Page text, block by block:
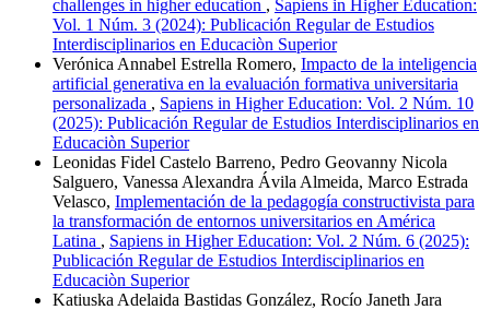
challenges in higher education , Sapiens in Higher Education:
Vol. 1 Núm. 3 (2024): Publicación Regular de Estudios
Interdisciplinarios en Educaciòn Superior
Verónica Annabel Estrella Romero, Impacto de la inteligencia
artificial generativa en la evaluación formativa universitaria
personalizada , Sapiens in Higher Education: Vol. 2 Núm. 10
(2025): Publicación Regular de Estudios Interdisciplinarios en
Educaciòn Superior
Leonidas Fidel Castelo Barreno, Pedro Geovanny Nicola
Salguero, Vanessa Alexandra Ávila Almeida, Marco Estrada
Velasco, Implementación de la pedagogía constructivista para
la transformación de entornos universitarios en América
Latina , Sapiens in Higher Education: Vol. 2 Núm. 6 (2025):
Publicación Regular de Estudios Interdisciplinarios en
Educaciòn Superior
Katiuska Adelaida Bastidas González, Rocío Janeth Jara